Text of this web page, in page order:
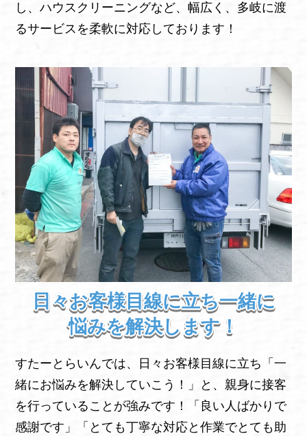
し、ハウスクリーニングなど、幅広く、多岐に渡
るサービスを柔軟に対応しております！
日々お客様目線に立ち一緒に
悩みを解決します！
すたーとらいんでは、日々お客様目線に立ち「一
緒にお悩みを解決していこう！」と、親身に接客
を行っていることが強みです！「良い人ばかりで
感謝です」「とても丁寧な対応と作業でとても助